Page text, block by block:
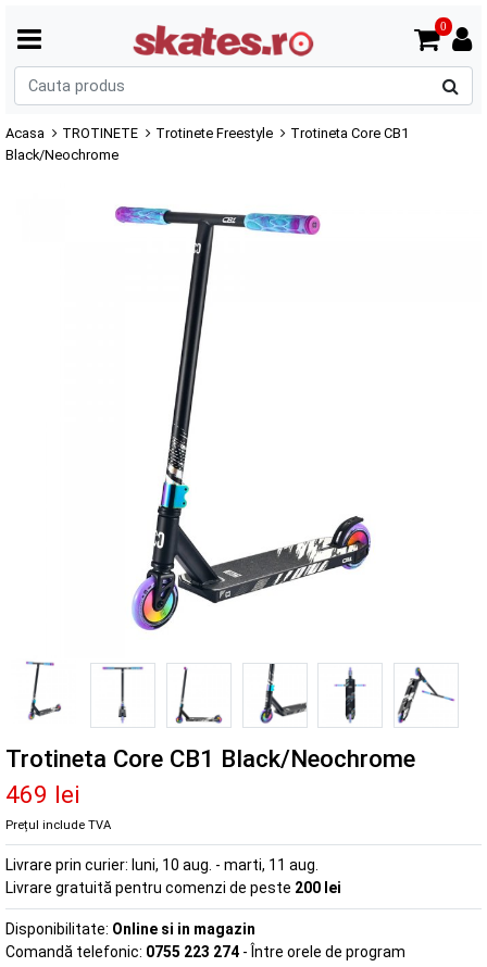
0
Acasa TROTINETE Trotinete Freestyle
Trotineta Core CB1
Black/Neochrome
Trotineta Core CB1 Black/Neochrome
469 lei
Prețul include TVA
Livrare prin curier: luni, 10 aug. - marti, 11 aug.
Livrare gratuită pentru comenzi de peste 200 lei
Disponibilitate: Online si in magazin
Comandă telefonic: 0755 223 274 - Între orele de program